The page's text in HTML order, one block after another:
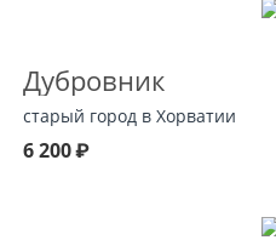
Дубровник
старый город в Хорватии
6 200₽